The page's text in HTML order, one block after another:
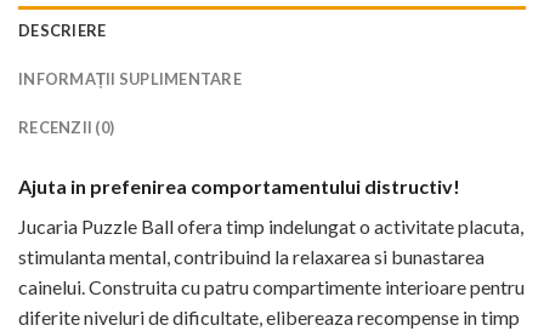
DESCRIERE
INFORMAȚII SUPLIMENTARE
RECENZII (0)
Ajuta in prefenirea comportamentului distructiv!
Jucaria Puzzle Ball ofera timp indelungat o activitate placuta,
stimulanta mental, contribuind la relaxarea si bunastarea
cainelui. Construita cu patru compartimente interioare pentru
diferite niveluri de dificultate, elibereaza recompense in timp